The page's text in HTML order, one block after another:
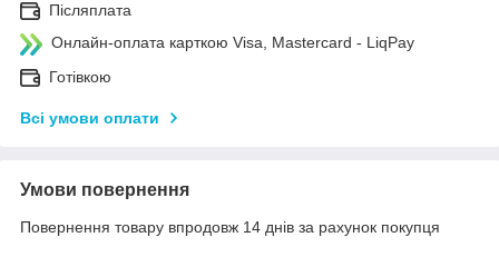
Післяплата
Онлайн-оплата карткою Visa, Mastercard - LiqPay
Готівкою
Всі умови оплати
Умови повернення
Повернення товару впродовж 14 днів за рахунок покупця